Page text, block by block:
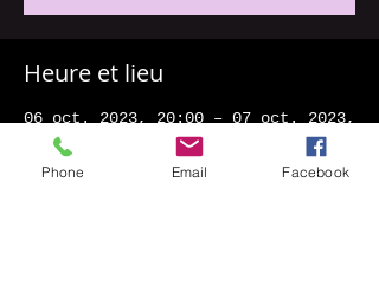
Heure et lieu
06 oct. 2023, 20:00 – 07 oct. 2023,
23:00
Celle-Lévescault, 6 Grand Rue,
Phone Email Facebook